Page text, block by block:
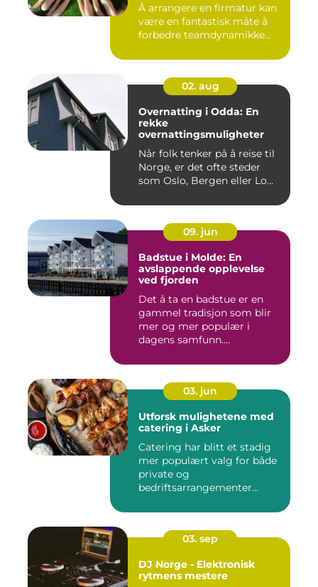
Å arrangere en firmatur kan
være en fantastisk måte å
forbedre teamdynamikke...
02. aug
Overnatting i Odda: En
rekke
overnattingsmuligheter
Når folk tenker på å reise til
Norge, er det ofte steder
som Oslo, Bergen eller Lo...
09. jun
Badstue i Molde: En
avslappende opplevelse
ved fjorden
Det å ta en badstue er en
gammel tradisjon som blir
mer og mer populær i
dagens samfunn....
03. jun
Utforsk mulighetene med
catering i Asker
Catering har blitt et stadig
mer populært valg for både
private og
bedriftsarrangementer...
03. sep
DJ Norge - Elektronisk
rytmens mestere